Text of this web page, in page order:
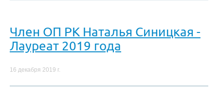
Член ОП РК Наталья Синицкая -
Лауреат 2019 года
16 декабря 2019 г.